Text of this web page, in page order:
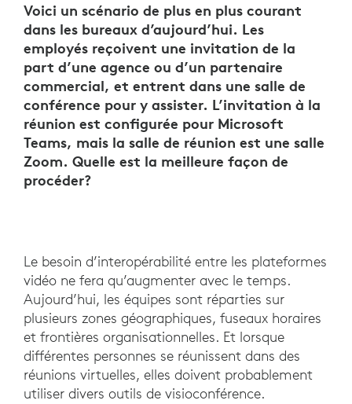
Voici un scénario de plus en plus courant
dans les bureaux d’aujourd’hui. Les
employés reçoivent une invitation de la
part d’une agence ou d’un partenaire
commercial, et entrent dans une salle de
conférence pour y assister. L’invitation à la
réunion est configurée pour Microsoft
Teams, mais la salle de réunion est une salle
Zoom. Quelle est la meilleure façon de
procéder?
Le besoin d’interopérabilité entre les plateformes
vidéo ne fera qu’augmenter avec le temps.
Aujourd’hui, les équipes sont réparties sur
plusieurs zones géographiques, fuseaux horaires
et frontières organisationnelles. Et lorsque
différentes personnes se réunissent dans des
réunions virtuelles, elles doivent probablement
utiliser divers outils de visioconférence.